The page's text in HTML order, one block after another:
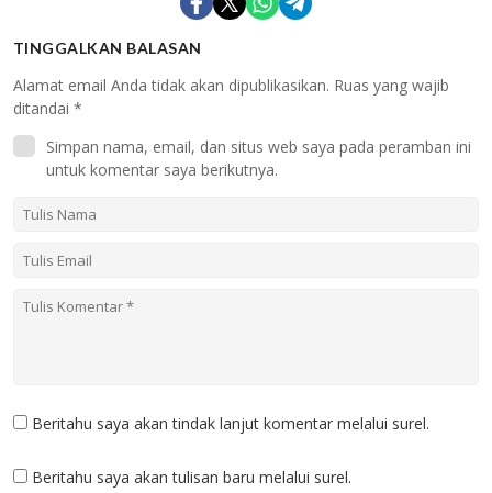
TINGGALKAN BALASAN
Alamat email Anda tidak akan dipublikasikan. Ruas yang wajib
ditandai *
Simpan nama, email, dan situs web saya pada peramban ini
untuk komentar saya berikutnya.
Beritahu saya akan tindak lanjut komentar melalui surel.
Beritahu saya akan tulisan baru melalui surel.